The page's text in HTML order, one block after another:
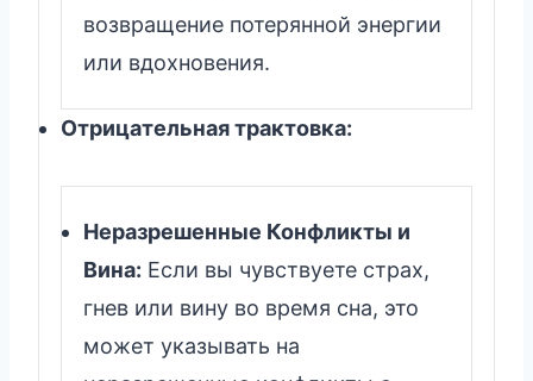
возвращение потерянной энергии
или вдохновения.
Отрицательная трактовка:
Неразрешенные Конфликты и
Вина: Если вы чувствуете страх,
гнев или вину во время сна, это
может указывать на